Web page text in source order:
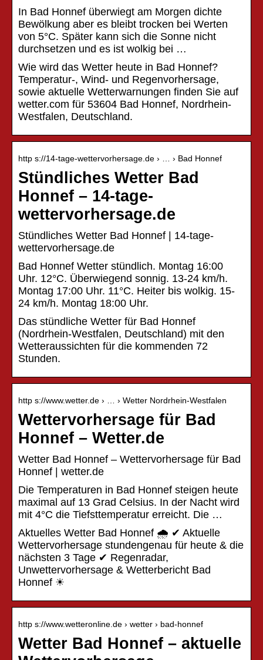
In Bad Honnef überwiegt am Morgen dichte
Bewölkung aber es bleibt trocken bei Werten
von 5°C. Später kann sich die Sonne nicht
durchsetzen und es ist wolkig bei …
Wie wird das Wetter heute in Bad Honnef?
Temperatur-, Wind- und Regenvorhersage,
sowie aktuelle Wetterwarnungen finden Sie auf
wetter.com für 53604 Bad Honnef, Nordrhein-
Westfalen, Deutschland.
http s://14-tage-wettervorhersage.de › … › Bad Honnef
Stündliches Wetter Bad
Honnef – 14-tage-
wettervorhersage.de
Stündliches Wetter Bad Honnef | 14-tage-
wettervorhersage.de
Bad Honnef Wetter stündlich. Montag 16:00
Uhr. 12°C. Überwiegend sonnig. 13-24 km/h.
Montag 17:00 Uhr. 11°C. Heiter bis wolkig. 15-
24 km/h. Montag 18:00 Uhr.
Das stündliche Wetter für Bad Honnef
(Nordrhein-Westfalen, Deutschland) mit den
Wetteraussichten für die kommenden 72
Stunden.
http s://www.wetter.de › … › Wetter Nordrhein-Westfalen
Wettervorhersage für Bad
Honnef – Wetter.de
Wetter Bad Honnef – Wettervorhersage für Bad
Honnef | wetter.de
Die Temperaturen in Bad Honnef steigen heute
maximal auf 13 Grad Celsius. In der Nacht wird
mit 4°C die Tiefsttemperatur erreicht. Die …
Aktuelles Wetter Bad Honnef 🌧️ ✔ Aktuelle
Wettervorhersage stundengenau für heute & die
nächsten 3 Tage ✔ Regenradar,
Unwettervorhersage & Wetterbericht Bad
Honnef ☀
http s://www.wetteronline.de › wetter › bad-honnef
Wetter Bad Honnef – aktuelle